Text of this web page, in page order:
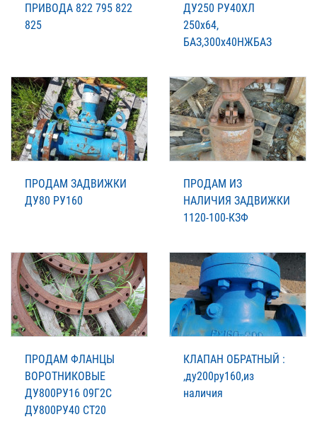
ПРИВОДА 822 795 822
825
ДУ250 РУ40ХЛ
250х64,
БАЗ,300х40НЖБАЗ
ПРОДАМ ЗАДВИЖКИ
ДУ80 РУ160
ПРОДАМ ИЗ
НАЛИЧИЯ ЗАДВИЖКИ
1120-100-КЗФ
ПРОДАМ ФЛАНЦЫ
ВОРОТНИКОВЫЕ
ДУ800РУ16 09Г2С
ДУ800РУ40 СТ20
КЛАПАН ОБРАТНЫЙ :
,ду200ру160,из
наличия